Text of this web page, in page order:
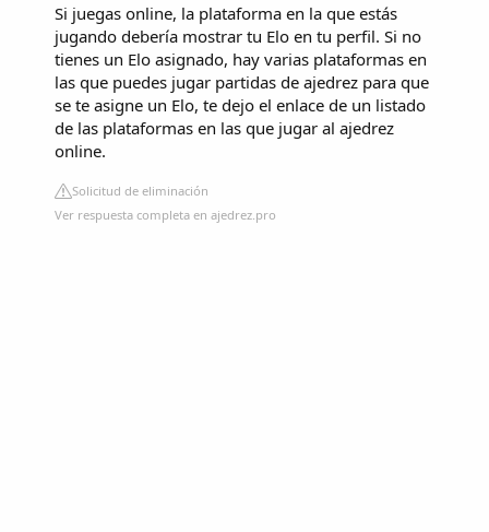
Si juegas online, la plataforma en la que estás
jugando debería mostrar tu Elo en tu perfil. Si no
tienes un Elo asignado, hay varias plataformas en
las que puedes jugar partidas de ajedrez para que
se te asigne un Elo, te dejo el enlace de un listado
de las plataformas en las que jugar al ajedrez
online.
Solicitud de eliminación
Ver respuesta completa en ajedrez.pro